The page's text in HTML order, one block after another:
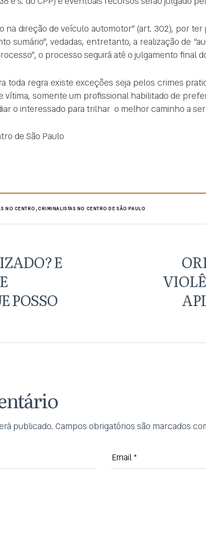
na direção de veículo automotor” (art. 302), por
sumário”, vedadas, entretanto, a realização de
o processo seguirá até o julgamento final
toda regra existe exceções seja pelos crimes
vítima, somente um profissional habilitado de
o interessado para trilhar o melhor caminho a
de São Paulo
NO CENTRO ,CRIMINALISTAS NO CENTRO DE SÃO PAULO
E
POSSO
publicado. Campos obrigatórios são marcados